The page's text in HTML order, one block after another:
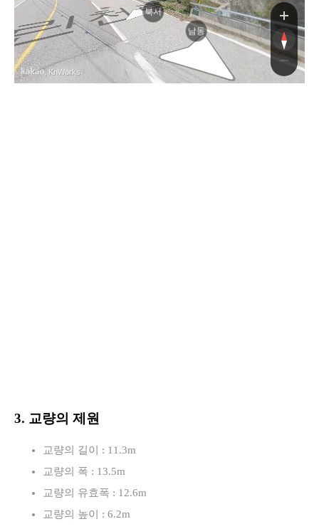
북서
남동
, KnWorks
3. 교량의 제원
교량의 길이 : 11.3m
교량의 폭 : 13.5m
교량의 유효폭 : 12.6m
교량의 높이 : 6.2m